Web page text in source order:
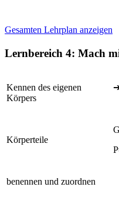
Gesamten Lehrplan anzeigen
Lernbereich 4: Mach
Kennen des eigenen
Körpers
Körperteile
benennen und zuordnen